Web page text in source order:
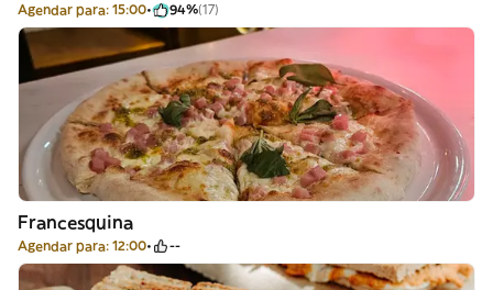
Agendar para: 15:00 94%(17)
Francesquina
Agendar para: 12:00 --